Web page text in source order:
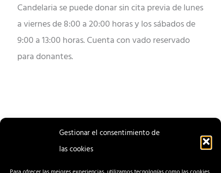
Gestionar el consentimiento de
las cookies
Candelaria se puede donar sin cita previa de lunes
a viernes de 8:00 a 20:00 horas y los sábados de
9:00 a 13:00 horas. Cuenta con vado reservado
para donantes.
ENTRADA